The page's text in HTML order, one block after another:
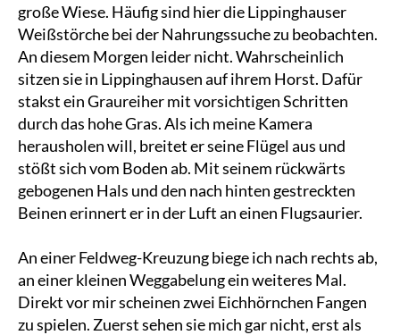
große Wiese. Häufig sind hier die Lippinghauser
Weißstörche bei der Nahrungssuche zu beobachten.
An diesem Morgen leider nicht. Wahrscheinlich
sitzen sie in Lippinghausen auf ihrem Horst. Dafür
stakst ein Graureiher mit vorsichtigen Schritten
durch das hohe Gras. Als ich meine Kamera
herausholen will, breitet er seine Flügel aus und
stößt sich vom Boden ab. Mit seinem rückwärts
gebogenen Hals und den nach hinten gestreckten
Beinen erinnert er in der Luft an einen Flugsaurier.
An einer Feldweg-Kreuzung biege ich nach rechts ab,
an einer kleinen Weggabelung ein weiteres Mal.
Direkt vor mir scheinen zwei Eichhörnchen Fangen
zu spielen. Zuerst sehen sie mich gar nicht, erst als